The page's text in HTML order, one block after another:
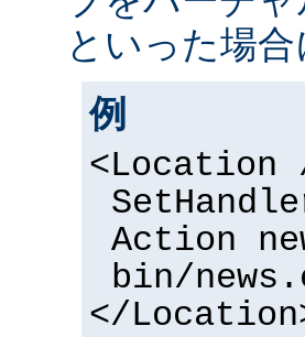
といった場
例
<Location
Action
bin/
</